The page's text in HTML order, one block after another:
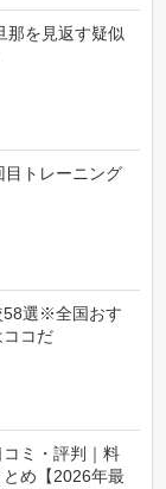
那を見返す疑似
トレーニング
58選※全国おす
コだ
ミ・評判｜料
め【2026年最